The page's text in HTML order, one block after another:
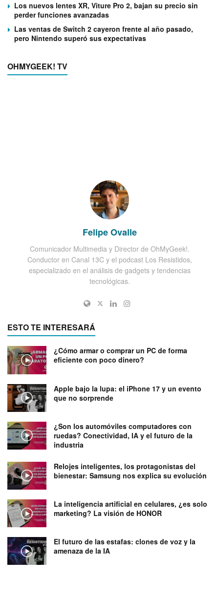
Los nuevos lentes XR, Viture Pro 2, bajan su precio sin
perder funciones avanzadas
Las ventas de Switch 2 cayeron frente al año pasado,
pero Nintendo superó sus expectativas
OHMYGEEK! TV
Felipe Ovalle
Comunicador Multimedia y Director de OhMyGeek!.
Conductor en Canal 13C y el podcast Los Resistidos,
especializado en el análisis de gadgets y tendencias
tecnológicas.
ESTO TE INTERESARÁ
¿Cómo armar o comprar un PC de forma
eficiente con poco dinero?
Apple bajo la lupa: el iPhone 17 y un evento
que no sorprende
¿Son los automóviles computadores con
ruedas? Conectividad, IA y el futuro de la
industria
Relojes inteligentes, los protagonistas del
bienestar: Samsung nos explica su evolución
La inteligencia artificial en celulares, ¿es solo
marketing? La visión de HONOR
El futuro de las estafas: clones de voz y la
amenaza de la IA